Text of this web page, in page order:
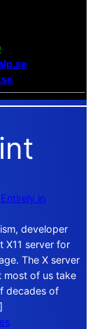
in
developer
X11 server for
The X server
most of us take
decades of